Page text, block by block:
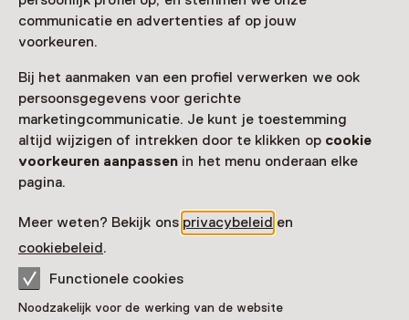
communicatie en advertenties af op jouw
voorkeuren.
Bij het aanmaken van een profiel verwerken we ook
persoonsgegevens voor gerichte
marketingcommunicatie. Je kunt je toestemming
altijd wijzigen of intrekken door te klikken op cookie
voorkeuren aanpassen in het menu onderaan elke
pagina.
Meer weten? Bekijk ons privacybeleid en
cookiebeleid.
Functionele cookies
Noodzakelijk voor de werking van de website
Stedelijk Museum Breda
Boschstraat 22
Route plannenOpent in een nieuw tabblad
076 - 52 99 900
Vandaag open van 11:00 tot 17:00 uur
Meer openingstijden
Zien & doen in Stedelijk
Museum Breda